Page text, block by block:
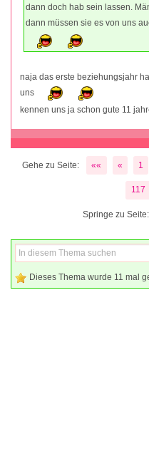
dann doch hab sein lassen.
dann müssen sie es von uns
naja das erste beziehungsjahr
uns
kennen uns ja schon gute 11
Gehe zu Seite: «« « 1
117
Springe zu Seite:
Dieses Thema wurde 11 mal